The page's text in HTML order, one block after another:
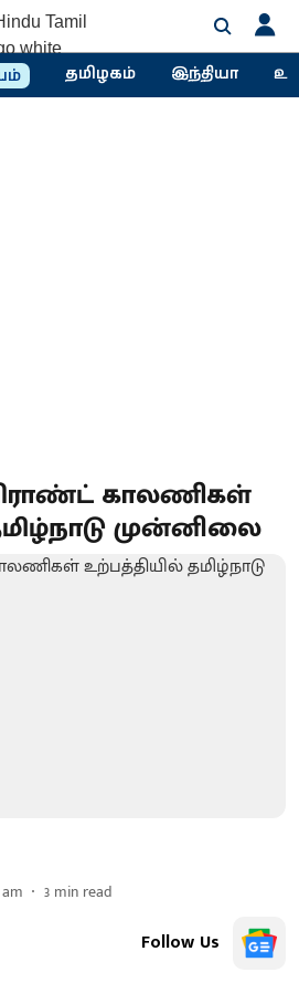
தமிழகம் இந்தியா
காலணிகள்
முன்னிலை
am 3 min read
Follow Us